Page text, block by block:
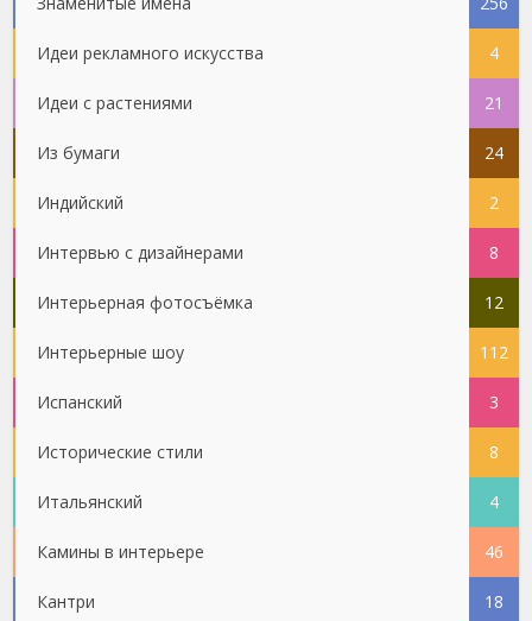
Идеи рекламного искусства 4
Идеи с растениями 21
Из бумаги 24
Индийский 2
Интервью с дизайнерами 8
Интерьерная фотосъёмка 12
Интерьерные шоу 112
Испанский 3
Исторические стили 8
Итальянский 4
Камины в интерьере 46
Кантри 18